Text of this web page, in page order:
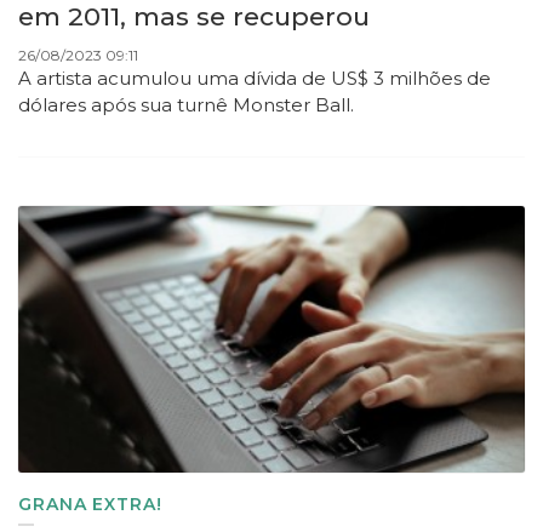
em 2011, mas se recuperou
26/08/2023 09:11
A artista acumulou uma dívida de US$ 3 milhões de
dólares após sua turnê Monster Ball.
GRANA EXTRA!